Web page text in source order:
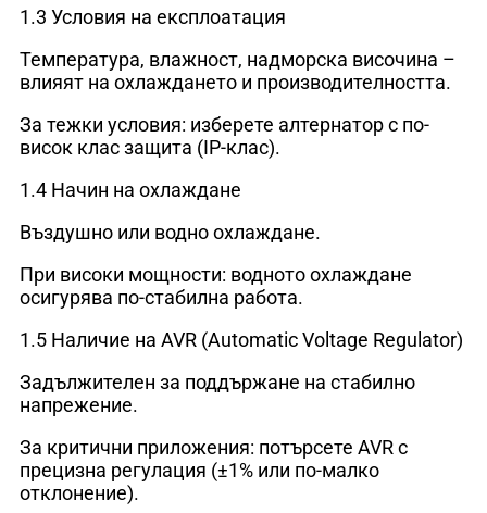
1.3 Условия на експлоатация
Температура, влажност, надморска височина –
влияят на охлаждането и производителността.
За тежки условия: изберете алтернатор с по-
висок клас защита (IP-клас).
1.4 Начин на охлаждане
Въздушно или водно охлаждане.
При високи мощности: водното охлаждане
осигурява по-стабилна работа.
1.5 Наличие на AVR (Automatic Voltage Regulator)
Задължителен за поддържане на стабилно
напрежение.
За критични приложения: потърсете AVR с
прецизна регулация (±1% или по-малко
отклонение).